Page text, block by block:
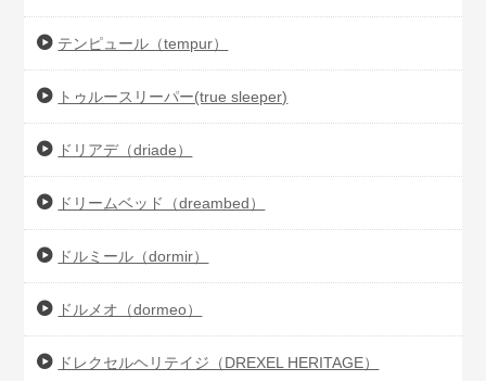
テンピュール（tempur）
トゥルースリーパー(true sleeper)
ドリアデ（driade）
ドリームベッド（dreambed）
ドルミール（dormir）
ドルメオ（dormeo）
ドレクセルヘリテイジ（DREXEL HERITAGE）